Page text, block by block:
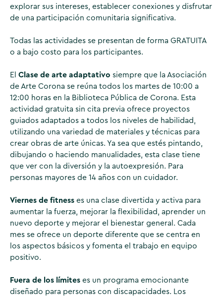
explorar sus intereses, establecer conexiones y disfrutar
de una participación comunitaria significativa.
Todas las actividades se presentan de forma GRATUITA
o a bajo costo para los participantes.
El Clase de arte adaptativo siempre que la Asociación
de Arte Corona se reúna todos los martes de 10:00 a
12:00 horas en la Biblioteca Pública de Corona. Esta
actividad gratuita sin cita previa ofrece proyectos
guiados adaptados a todos los niveles de habilidad,
utilizando una variedad de materiales y técnicas para
crear obras de arte únicas. Ya sea que estés pintando,
dibujando o haciendo manualidades, esta clase tiene
que ver con la diversión y la autoexpresión. Para
personas mayores de 14 años con un cuidador.
Viernes de fitness es una clase divertida y activa para
aumentar la fuerza, mejorar la flexibilidad, aprender un
nuevo deporte y mejorar el bienestar general. Cada
mes se ofrece un deporte diferente que se centra en
los aspectos básicos y fomenta el trabajo en equipo
positivo.
Fuera de los límiteses un programa emocionante
diseñado para personas con discapacidades. Los